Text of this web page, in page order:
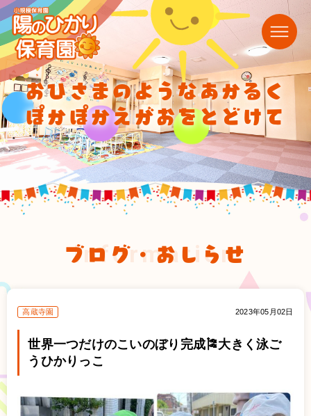
おひさまのようなあかるく
ぽかぽかえがおをとどけて
ブログ・おしらせ
information
高蔵寺園 2023年05月02日
世界一つだけのこいのぼり完成🎏大きく泳ご
うひかりっこ